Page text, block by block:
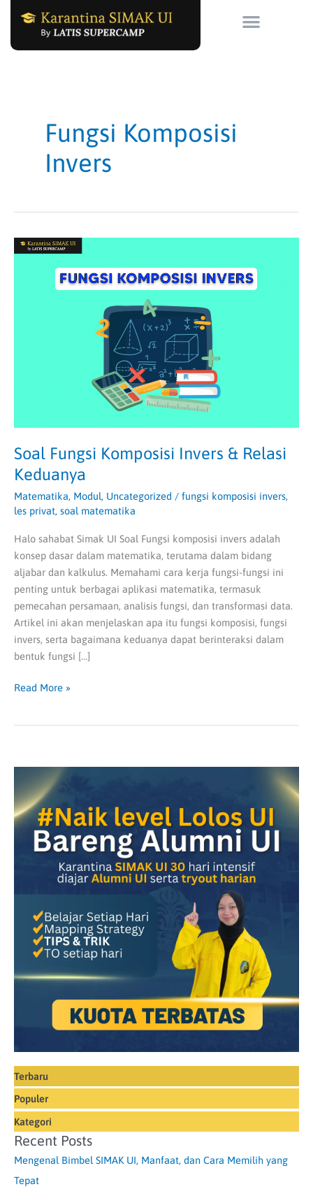
Fungsi Komposisi
Invers
Soal Fungsi Komposisi Invers & Relasi
Keduanya
Matematika, Modul, Uncategorized / fungsi komposisi invers,
les privat, soal matematika
Halo sahabat Simak UI Soal Fungsi komposisi invers adalah
konsep dasar dalam matematika, terutama dalam bidang
aljabar dan kalkulus. Memahami cara kerja fungsi-fungsi ini
penting untuk berbagai aplikasi matematika, termasuk
pemecahan persamaan, analisis fungsi, dan transformasi data.
Artikel ini akan menjelaskan apa itu fungsi komposisi, fungsi
invers, serta bagaimana keduanya dapat berinteraksi dalam
bentuk fungsi […]
Soal
Read More »
Terbaru
Populer
Kategori
Recent Posts
Mengenal Bimbel SIMAK UI, Manfaat, dan Cara Memilih yang
Tepat